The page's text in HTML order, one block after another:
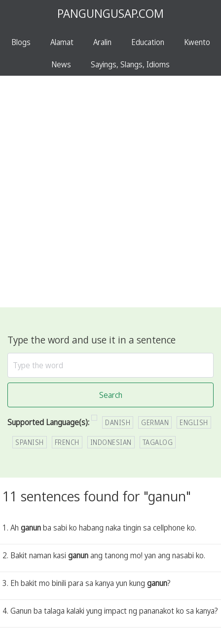
PANGUNGUSAP.COM
Blogs Alamat Aralin Education Kwento
News Sayings, Slangs, Idioms
Type the word and use it in a sentence
Search
Supported Language(s): DANISH GERMAN ENGLISH
SPANISH FRENCH INDONESIAN TAGALOG
11 sentences found for "ganun"
1. Ah ganunba sabi ko habang naka tingin sa cellphone ko.
2. Bakit naman kasi ganunang tanong mo! yan ang nasabi ko.
3. Eh bakit mo binili para sa kanya yun kung ganun?
4. Ganun ba talaga kalaki yung impact ng pananakot ko sa kanya?